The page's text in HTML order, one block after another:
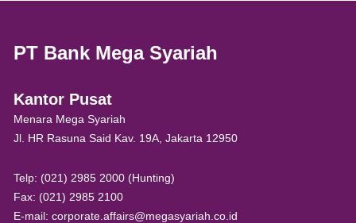
PT Bank Mega Syariah
Kantor Pusat
Menara Mega Syariah
Jl. HR Rasuna Said Kav. 19A, Jakarta 12950
Telp: (021) 2985 2000 (Hunting)
Fax: (021) 2985 2100
E-mail: corporate.affairs@megasyariah.co.id